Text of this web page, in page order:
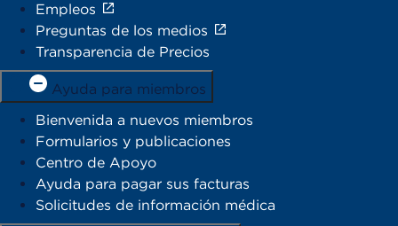
Empleos
Preguntas de los medios
Transparencia de Precios
Ayuda para miembros
Bienvenida a nuevos miembros
Formularios y publicaciones
Centro de Apoyo
Ayuda para pagar sus facturas
Solicitudes de información médica